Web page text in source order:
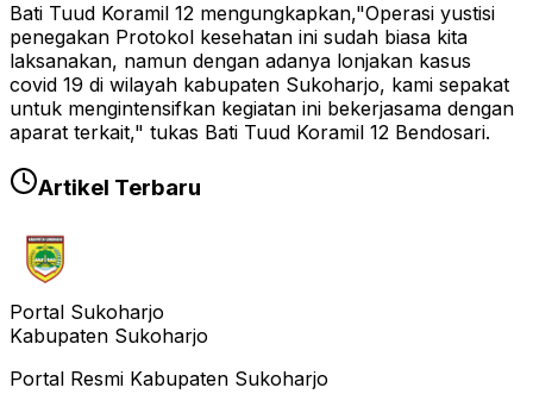
Bati Tuud Koramil 12 mengungkapkan,"Operasi yustisi
penegakan Protokol kesehatan ini sudah biasa kita
laksanakan, namun dengan adanya lonjakan kasus
covid 19 di wilayah kabupaten Sukoharjo, kami sepakat
untuk mengintensifkan kegiatan ini bekerjasama dengan
aparat terkait," tukas Bati Tuud Koramil 12 Bendosari.
Artikel Terbaru
Portal Sukoharjo
Kabupaten Sukoharjo
Portal Resmi Kabupaten Sukoharjo